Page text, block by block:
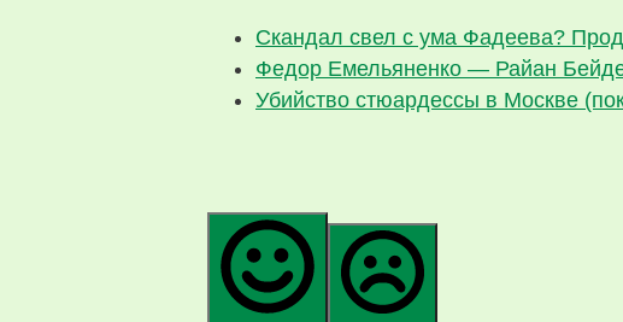
Скандал свел с ума Фадеева?
Федор Емельяненко — Райан
Убийство стюардессы в Москве